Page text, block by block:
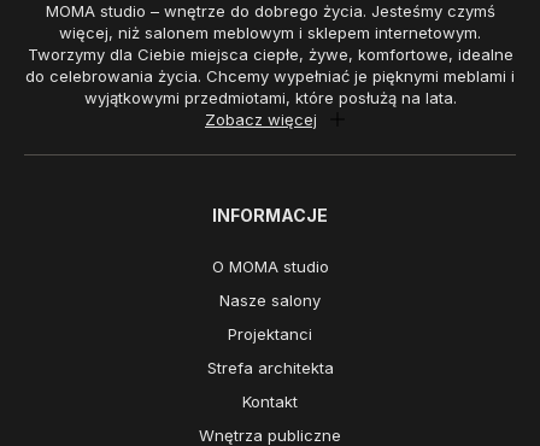
MOMA studio – wnętrze do dobrego życia. Jesteśmy czymś
więcej, niż salonem meblowym i sklepem internetowym.
Tworzymy dla Ciebie miejsca ciepłe, żywe, komfortowe, idealne
do celebrowania życia. Chcemy wypełniać je pięknymi meblami i
wyjątkowymi przedmiotami, które posłużą na lata.
Zobacz więcej
INFORMACJE
O MOMA studio
Nasze salony
Projektanci
Strefa architekta
Kontakt
Wnętrza publiczne